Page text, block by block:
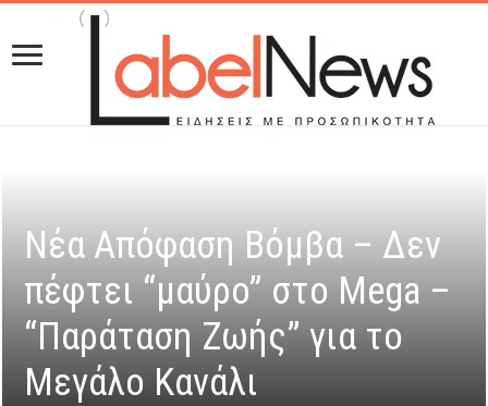
Nέα Απόφαση Βόμβα – Δεν
πέφτει “μαύρο” στο Mega –
“Παράταση Ζωής” για το
Μεγάλο Κανάλι